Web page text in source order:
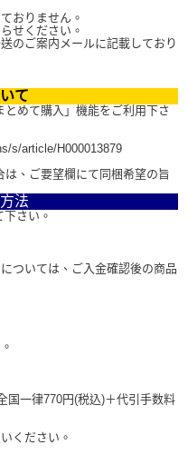
おりません。
せください。
のご案内メールに記載しており
て
めて購入」機能をご利用下さ
s/article/H000013879
、ご要望欄にて同梱希望の旨
法
さい。
ついては、ご入金確認後の商品
国一律770円(税込)＋代引手数料
ください。